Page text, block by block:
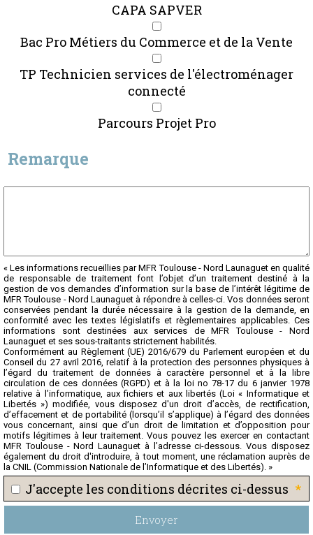
CAPA SAPVER
Bac Pro Métiers du Commerce et de la Vente
TP Technicien services de l'électroménager
connecté
Parcours Projet Pro
Remarque
« Les informations recueillies par MFR Toulouse - Nord Launaguet en qualité
de responsable de traitement font l’objet d’un traitement destiné à la
gestion de vos demandes d’information sur la base de l’intérêt légitime de
MFR Toulouse - Nord Launaguet à répondre à celles-ci. Vos données seront
conservées pendant la durée nécessaire à la gestion de la demande, en
conformité avec les textes législatifs et règlementaires applicables. Ces
informations sont destinées aux services de MFR Toulouse - Nord
Launaguet et ses sous-traitants strictement habilités.
Conformément au Règlement (UE) 2016/679 du Parlement européen et du
Conseil du 27 avril 2016, relatif à la protection des personnes physiques à
l’égard du traitement de données à caractère personnel et à la libre
circulation de ces données (RGPD) et à la loi no 78-17 du 6 janvier 1978
relative à l’informatique, aux fichiers et aux libertés (Loi « Informatique et
Libertés ») modifiée, vous disposez d'un droit d’accès, de rectification,
d’effacement et de portabilité (lorsqu’il s’applique) à l’égard des données
vous concernant, ainsi que d’un droit de limitation et d’opposition pour
motifs légitimes à leur traitement. Vous pouvez les exercer en contactant
MFR Toulouse - Nord Launaguet à l’adresse ci-dessous. Vous disposez
également du droit d'introduire, à tout moment, une réclamation auprès de
la CNIL (Commission Nationale de l’Informatique et des Libertés). »
J'accepte les conditions décrites ci-dessus *
Envoyer